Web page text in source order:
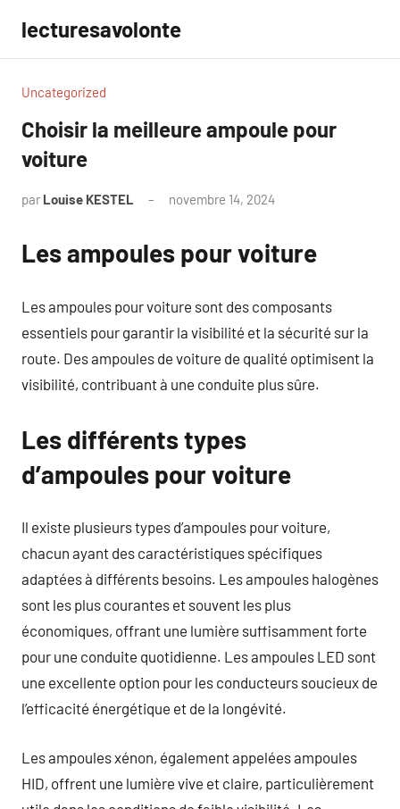
contenu
lecturesavolonte
Uncategorized
Choisir la meilleure ampoule pour
voiture
par Louise KESTEL novembre 14, 2024
Les ampoules pour voiture
Les ampoules pour voiture sont des composants
essentiels pour garantir la visibilité et la sécurité sur la
route. Des ampoules de voiture de qualité optimisent la
visibilité, contribuant à une conduite plus sûre.
Les différents types
d’ampoules pour voiture
Il existe plusieurs types d’ampoules pour voiture,
chacun ayant des caractéristiques spécifiques
adaptées à différents besoins. Les ampoules halogènes
sont les plus courantes et souvent les plus
économiques, offrant une lumière suffisamment forte
pour une conduite quotidienne. Les ampoules LED sont
une excellente option pour les conducteurs soucieux de
l’efficacité énergétique et de la longévité.
Les ampoules xénon, également appelées ampoules
HID, offrent une lumière vive et claire, particulièrement